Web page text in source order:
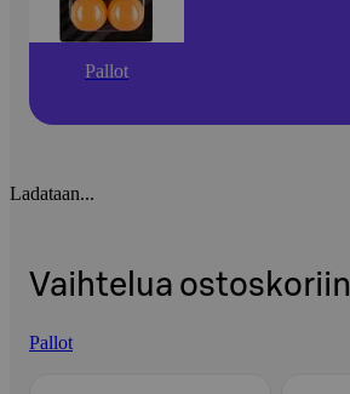
Pallot
Ladataan...
Vaihtelua ostoskoriin
Pallot